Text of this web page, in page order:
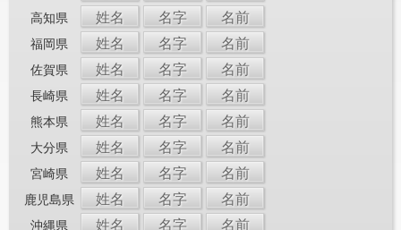
高知県 姓名 名字 名前
福岡県 姓名 名字 名前
佐賀県 姓名 名字 名前
長崎県 姓名 名字 名前
熊本県 姓名 名字 名前
大分県 姓名 名字 名前
宮崎県 姓名 名字 名前
鹿児島県 姓名 名字 名前
沖縄県 姓名 名字 名前